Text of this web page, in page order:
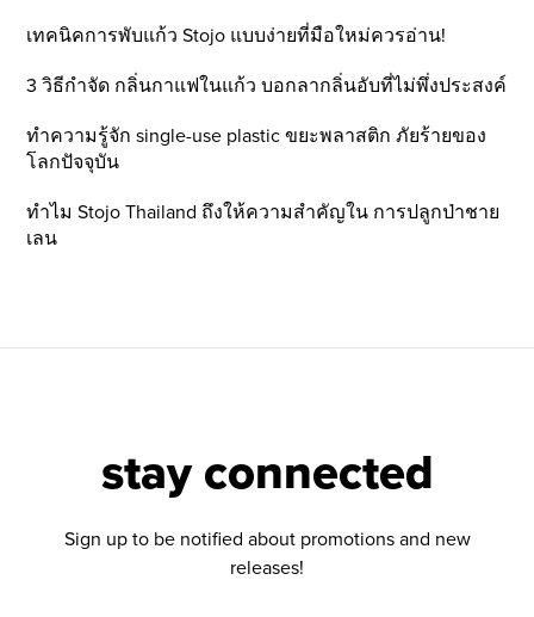
เทคนิคการพับแก้ว Stojo แบบง่ายที่มือใหม่ควรอ่าน!
3 วิธีกำจัด กลิ่นกาแฟในแก้ว บอกลากลิ่นอับที่ไม่พึ่งประสงค์
ทำความรู้จัก single-use plastic ขยะพลาสติก ภัยร้ายของ
โลกปัจจุบัน
ทำไม Stojo Thailand ถึงให้ความสำคัญใน การปลูกป่าชาย
เลน
stay connected
Sign up to be notified about promotions and new
releases!